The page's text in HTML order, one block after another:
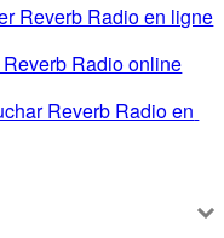
Reverb Radio en ligne
Radio online
Reverb Radio en